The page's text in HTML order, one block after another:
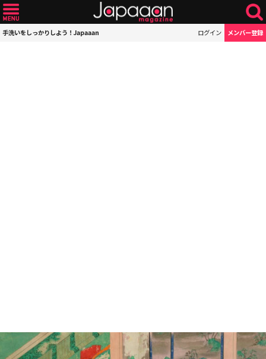
手洗いをしっかりしよう！Japaaan ログイン メンバー登録